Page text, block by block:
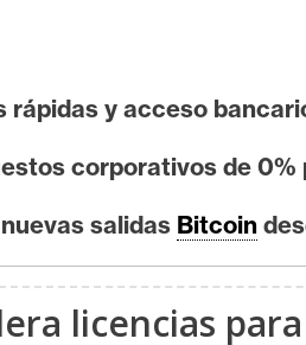
y acceso
corporativos de
salidas Bitcoin
licencias